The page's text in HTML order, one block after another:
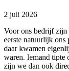
2 juli 2026
Voor ons bedrijf
eerste natuurlijk
daar kwamen
waren. Iemand tipte
zijn we dan ook